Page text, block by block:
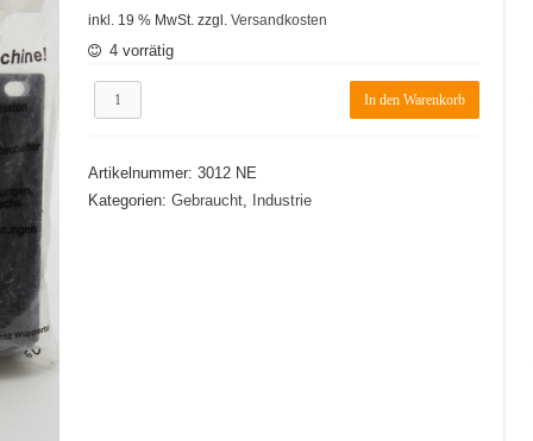
inkl. 19 % MwSt. zzgl.Versandkosten
4 vorrätig
Schmersal
In den Warenkorb
Artikelnummer:3012 NE
Kategorien:Gebraucht, Industrie